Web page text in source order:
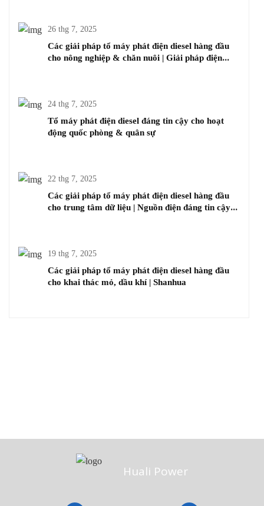
26 thg 7, 2025
Các giải pháp tổ máy phát điện diesel hàng đầu
cho nông nghiệp & chăn nuôi | Giải pháp điện
24 thg 7, 2025
Tổ máy phát điện diesel đáng tin cậy cho hoạt
động quốc phòng & quân sự
22 thg 7, 2025
Các giải pháp tổ máy phát điện diesel hàng đầu
cho trung tâm dữ liệu | Nguồn điện đáng tin cậy
19 thg 7, 2025
Các giải pháp tổ máy phát điện diesel hàng đầu
cho khai thác mỏ, dầu khí | Shanhua
Huali Power